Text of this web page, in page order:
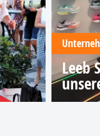
Leeb